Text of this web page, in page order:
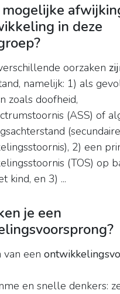
in deze
oorzaken
namelijk: 1) als
zoals doofheid,
(ASS) of
(secundaire
2) een
(TOS) op
kind, en 3) ...
je een
van een
en snelle denkers: